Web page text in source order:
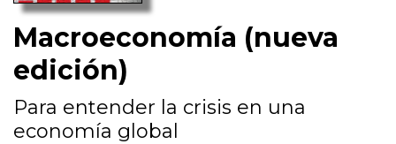
Macroeconomía (nueva
edición)
Para entender la crisis en una
economía global